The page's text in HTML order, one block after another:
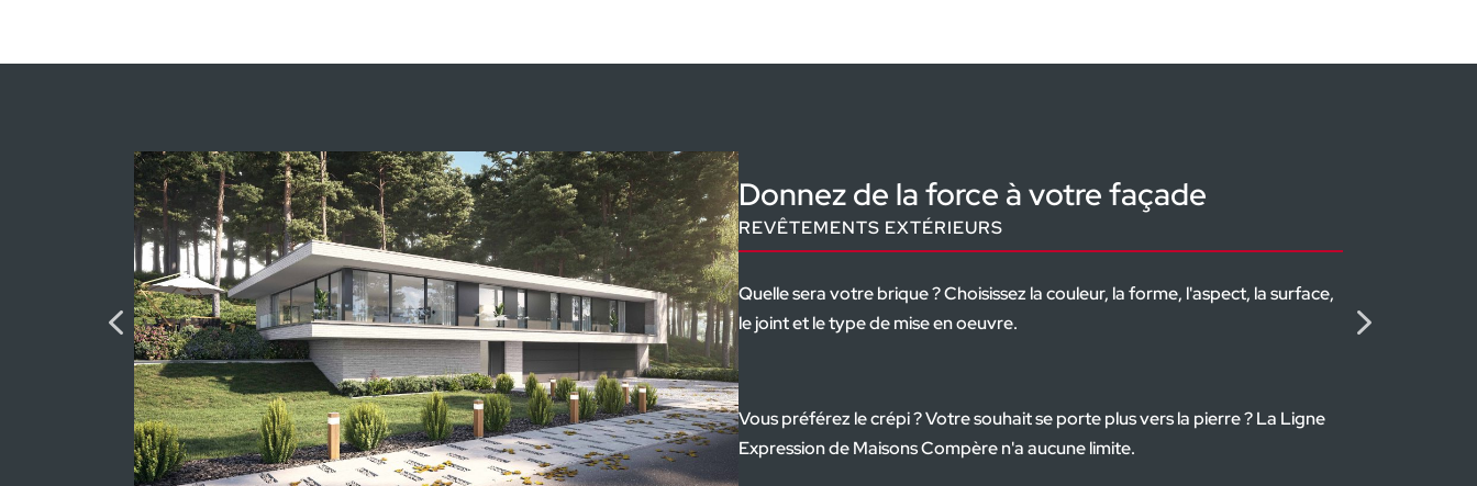
Explorer les options : Personnalisez votre maison dans les moindres détails
votre façade
la couleur, la forme, l'aspect, la surface,
se porte plus vers la pierre ? La Ligne
Revêtez-vous d'originalité
TOITURE
Les toits varient au gré des lignes architecturales : de la toiture plate
toiture à pans multiples, de la tuile en béton ou celle en terre cuite,
Puisez votre inspiration dans nos innombrables possibilités !